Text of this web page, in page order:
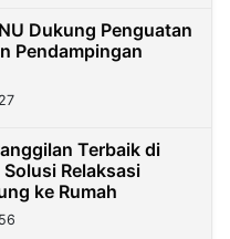
Dukung Penguatan
Pendampingan
Terbaik di
Relaksasi
ke Rumah